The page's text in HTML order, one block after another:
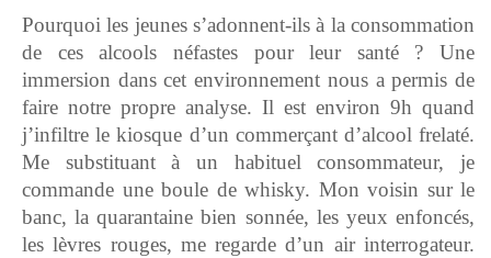
Pourquoi les jeunes s’adonnent-ils à la consommation
de ces alcools néfastes pour leur santé ? Une
immersion dans cet environnement nous a permis de
faire notre propre analyse. Il est environ 9h quand
j’infiltre le kiosque d’un commerçant d’alcool frelaté.
Me substituant à un habituel consommateur, je
commande une boule de whisky. Mon voisin sur le
banc, la quarantaine bien sonnée, les yeux enfoncés,
les lèvres rouges, me regarde d’un air interrogateur.